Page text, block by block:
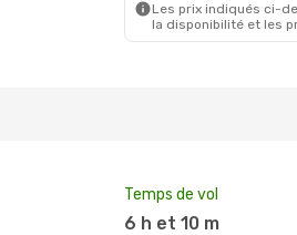
Les prix indiqués ci-
la disponibilité et les
Temps de vol
6 h et 10 m